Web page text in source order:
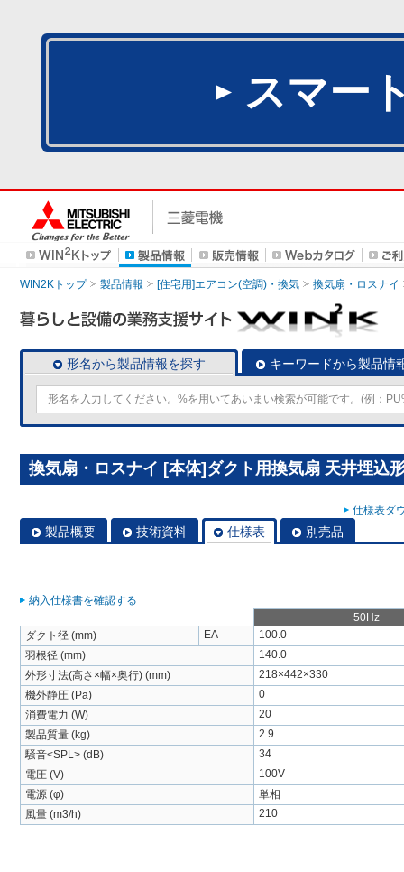
スマー
WIN2Kトップ 製品情報 [住宅用]エアコン(空調)・換気 換気扇・ロスナイ
形名から製品情報を探す キーワードから製品情
換気扇・ロスナイ [本体]ダクト用換気扇 天井埋込
仕様表ダ
製品概要 技術資料 仕様表 別売品
納入仕様書を確認する
50Hz
ダクト径 (mm)
EA
100.0
羽根径 (mm)
140.0
外形寸法(高さ×幅×奥行) (mm)
218×442×330
機外静圧 (Pa)
0
消費電力 (W)
20
製品質量 (kg)
2.9
騒音<SPL> (dB)
34
電圧 (V)
100V
電源 (φ)
単相
風量 (m3/h)
210